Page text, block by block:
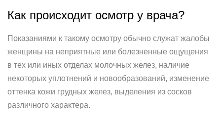
Как происходит осмотр у врача?
Показаниями к такому осмотру обычно служат жалобы
женщины на неприятные или болезненные ощущения
в тех или иных отделах молочных желез, наличие
некоторых уплотнений и новообразований, изменение
оттенка кожи грудных желез, выделения из сосков
различного характера.